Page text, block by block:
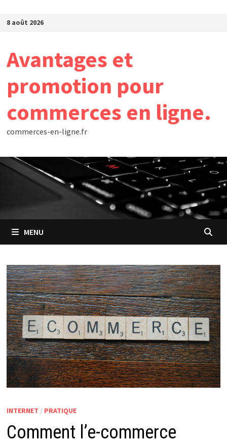
8 août 2026
Avantages et
promotion pour
commerces en ligne.
commerces-en-ligne.fr
MENU
INTERNET / PRATIQUE
Comment l’e-commerce